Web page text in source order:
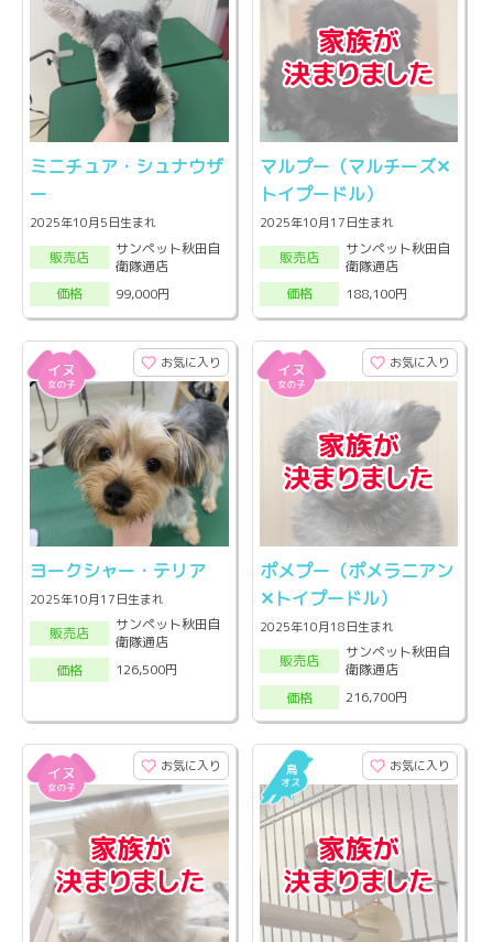
ミニチュア・シュナウザ
ー
2025年10月5日生まれ
販売店
サンペット秋田自
衛隊通店
価格
99,000円
マルプー（マルチーズ‪✕‬
トイプードル）
2025年10月17日生まれ
販売店
サンペット秋田自
衛隊通店
価格
188,100円
お気に入り
ヨークシャー・テリア
2025年10月17日生まれ
販売店
サンペット秋田自
衛隊通店
価格
126,500円
お気に入り
ポメプー（ポメラニアン‪
✕‬トイプードル）
2025年10月18日生まれ
販売店
サンペット秋田自
衛隊通店
価格
216,700円
お気に入り お気に入り